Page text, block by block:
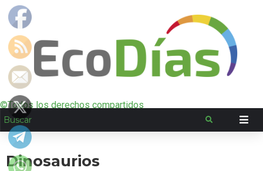
©Todos los derechos compartidos
Dinosaurios